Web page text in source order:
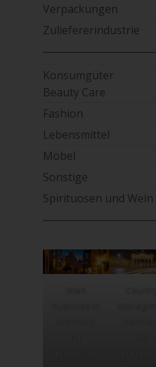
Verpackungen
Zuliefererindustrie
Konsumgüter
Beauty Care
Fashion
Lebensmittel
Möbel
Sonstige
Spirituosen und Wein